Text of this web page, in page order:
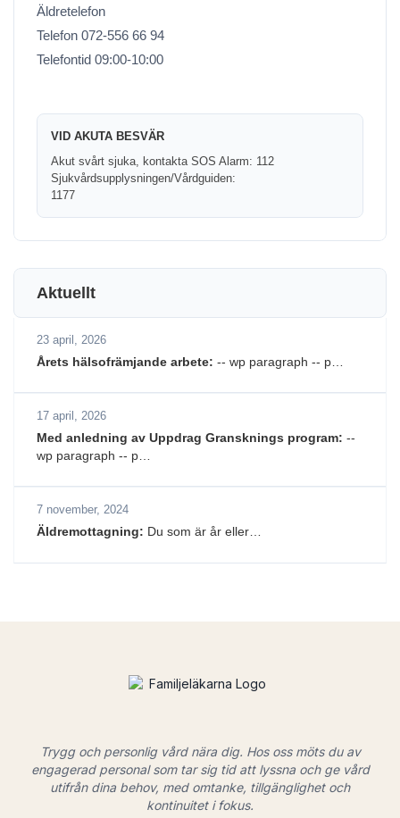
Äldretelefon
Telefon 072-556 66 94
Telefontid 09:00-10:00
VID AKUTA BESVÄR
Akut svårt sjuka, kontakta SOS Alarm: 112
Sjukvårdsupplysningen/Vårdguiden:
1177
Aktuellt
23 april, 2026
Årets hälsofrämjande arbete: -- wp paragraph -- p…
17 april, 2026
Med anledning av Uppdrag Gransknings program: --
wp paragraph -- p…
7 november, 2024
Äldremottagning: Du som är år eller…
Trygg och personlig vård nära dig. Hos oss möts du av
engagerad personal som tar sig tid att lyssna och ge vård
utifrån dina behov, med omtanke, tillgänglighet och
kontinuitet i fokus.